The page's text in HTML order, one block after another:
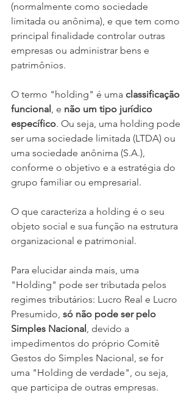
(normalmente como sociedade
limitada ou anônima), e que tem como
principal finalidade controlar outras
empresas ou administrar bens e
patrimônios.
O termo "holding" é uma classificação
funcional , e não um tipo jurídico
específico. Ou seja, uma holding pode
ser uma sociedade limitada (LTDA) ou
uma sociedade anônima (S.A.),
conforme o objetivo e a estratégia do
grupo familiar ou empresarial.
O que caracteriza a holding é o seu
objeto social e sua função na estrutura
organizacional e patrimonial.
Para elucidar ainda mais, uma
"Holding" pode ser tributada pelos
regimes tributários: Lucro Real e Lucro
Presumido, só não pode ser pelo
Simples Nacional , devido a
impedimentos do próprio Comitê
Gestos do Simples Nacional, se for
uma "Holding de verdade", ou seja,
que participa de outras empresas.